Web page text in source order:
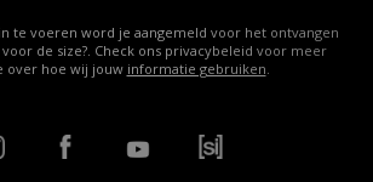
te voeren word je aangemeld voor het ontvangen
de size?. Check ons privacybeleid voor meer
over hoe wij jouw informatie gebruiken.